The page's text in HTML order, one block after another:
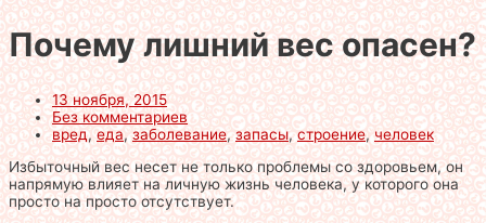
Почему лишний вес опасен?
13 ноября, 2015
Без комментариев
вред,еда,заболевание,запасы,строение,человек
Избыточный вес несет не только проблемы со здоровьем, он
напрямую влияет на личную жизнь человека, у которого она
просто на просто отсутствует.